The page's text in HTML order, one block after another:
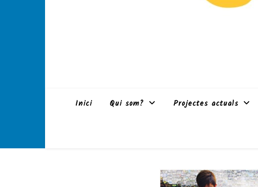
Inici Qui som? Projectes actuals